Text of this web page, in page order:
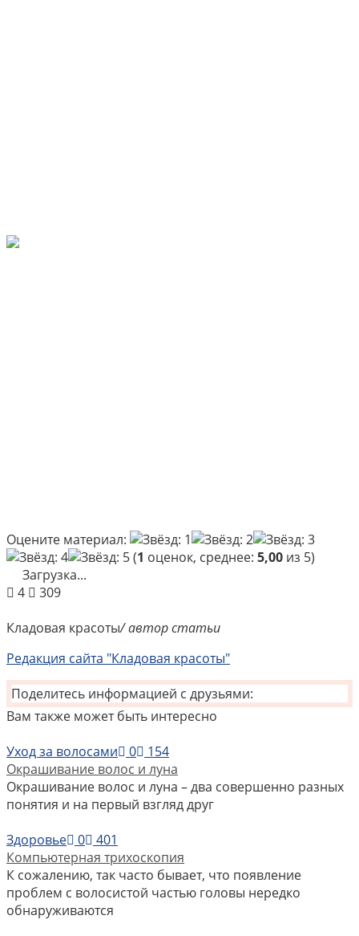
Оцените материал:
(1 оценок, среднее: 5,00 из 5)
Загрузка...
4
309
Кладовая красоты/ автор статьи
Редакция сайта "Кладовая красоты"
Поделитесь информацией с друзьями:
Вам также может быть интересно
Уход за волосами
0
154
Окрашивание волос и луна
Окрашивание волос и луна – два совершенно разных
понятия и на первый взгляд друг
Здоровье
0
401
Компьютерная трихоскопия
К сожалению, так часто бывает, что появление
проблем с волосистой частью головы нередко
обнаруживаются